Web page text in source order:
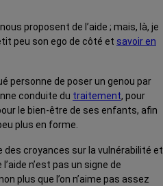
proposent de l’aide ; mais, là, je
peu son ego de côté et savoir en
personne de poser un genou par
conduite du traitement, pour
le bien-être de ses enfants, afin
plus en forme.
des croyances sur la vulnérabilité et
n’est pas un signe de
plus que l’on n’aime pas assez